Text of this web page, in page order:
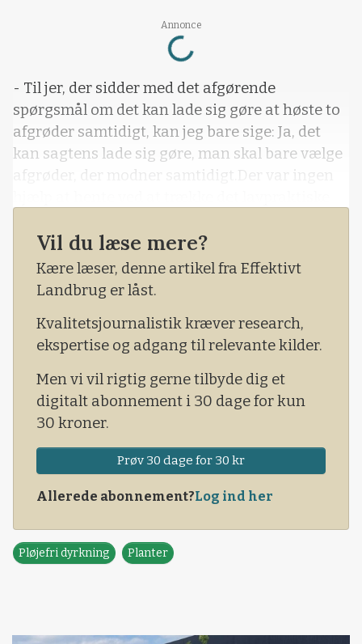
Annonce
Loading...
- Til jer, der sidder med det afgørende
spørgsmål om det kan lade sig gøre at høste to
afgrøder samtidigt, kan jeg bare sige: Ja, det
kan sagtens lade sig gøre, man skal bare vælge
afgrøder, der modner samtidigt.Der var ingen
Erik Steen Jensen – fra Sveriges
Landbrugsuniversitet i Alnarp nær Malmø –
fortalte om det EU-støttede Remix-projekt om
sidste uge. Og spørgsmålet om samtidigt
såtidspunkt blev slet ikke berørt i den
forståelse, at det problem er for længst både
løst, praktiseret og understøttet af nyere
teknologiske muligheder.Ti EU-lande
Danmark med professor Henrik Haugaard-
Vil du læse mere?
Kære læser, denne artikel fra Effektivt
Landbrug er låst.
Kvalitetsjournalistik kræver research,
ekspertise og adgang til relevante kilder.
Men vi vil rigtig gerne tilbyde dig et
digitalt abonnement i 30 dage for kun
30 kroner.
Prøv 30 dage for 30 kr
Allerede abonnement?Log ind her
Pløjefri dyrkning Planter